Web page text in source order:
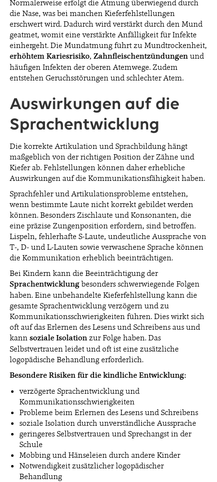
Normalerweise erfolgt die Atmung überwiegend durch
die Nase, was bei manchen Kieferfehlstellungen
erschwert wird. Dadurch wird verstärkt durch den Mund
geatmet, womit eine verstärkte Anfälligkeit für Infekte
einhergeht. Die Mundatmung führt zu Mundtrockenheit,
erhöhtemKariesrisiko, Zahnfleischentzündungen und
häufigen Infekten der oberen Atemwege. Zudem
entstehen Geruchsstörungen und schlechter Atem.
Auswirkungen auf die
Sprachentwicklung
Die korrekte Artikulation und Sprachbildung hängt
maßgeblich von der richtigen Position der Zähne und
Kiefer ab. Fehlstellungen können daher erhebliche
Auswirkungen auf die Kommunikationsfähigkeit haben.
Sprachfehler und Artikulationsprobleme entstehen,
wenn bestimmte Laute nicht korrekt gebildet werden
können. Besonders Zischlaute und Konsonanten, die
eine präzise Zungenposition erfordern, sind betroffen.
Lispeln, fehlerhafte S-Laute, undeutliche Aussprache von
T-, D- und L-Lauten sowie verwaschene Sprache können
die Kommunikation erheblich beeinträchtigen.
Bei Kindern kann die Beeinträchtigung der
Sprachentwicklung besonders schwerwiegende Folgen
haben. Eine unbehandelte Kieferfehlstellung kann die
gesamte Sprachentwicklung verzögern und zu
Kommunikationsschwierigkeiten führen. Dies wirkt sich
oft auf das Erlernen des Lesens und Schreibens aus und
kann soziale Isolation zur Folge haben. Das
Selbstvertrauen leidet und oft ist eine zusätzliche
logopädische Behandlung erforderlich.
Besondere Risiken für die kindliche Entwicklung:
verzögerte Sprachentwicklung und
Kommunikationsschwierigkeiten
Probleme beim Erlernen des Lesens und Schreibens
soziale Isolation durch unverständliche Aussprache
geringeres Selbstvertrauen und Sprechangst in der
Schule
Mobbing und Hänseleien durch andere Kinder
Notwendigkeit zusätzlicher logopädischer
Behandlung